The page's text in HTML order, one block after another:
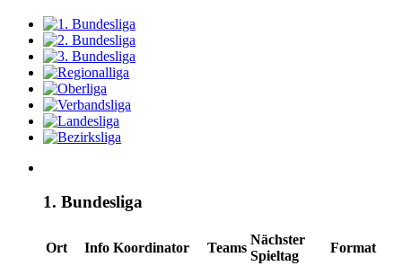
1. Bundesliga
Ort Info Koordinator Teams
Nächster
Spieltag
Format